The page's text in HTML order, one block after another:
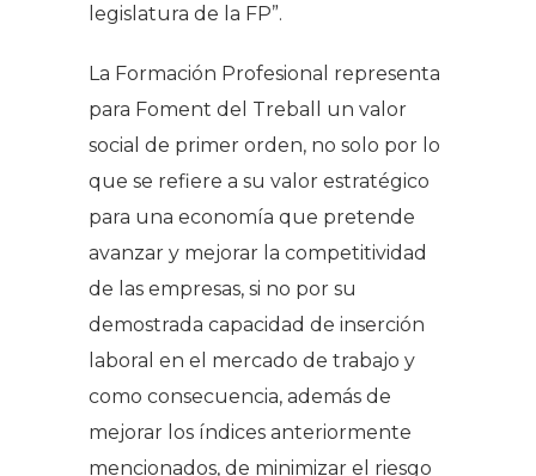
legislatura de la FP”.
La Formación Profesional representa
para Foment del Treball un valor
social de primer orden, no solo por lo
que se refiere a su valor estratégico
para una economía que pretende
avanzar y mejorar la competitividad
de las empresas, si no por su
demostrada capacidad de inserción
laboral en el mercado de trabajo y
como consecuencia, además de
mejorar los índices anteriormente
mencionados, de minimizar el riesgo